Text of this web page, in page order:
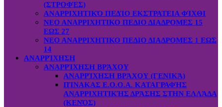
(ΣΤΡΟΦΈΣ)
ΑΝΑΡΡΙΧΗΤΙΚΌ ΠΕΔΊΟ ΕΚΣΤΡΑΤΕΙΑ ΦΊΧΘΙ
ΝΕΟ ΑΝΑΡΡΙΧΗΤΙΚΟ ΠΕΔΙΟ ΔΙΑΔΡΟΜΕΣ 15
ΕΩΣ 27
ΝΕΟ ΑΝΑΡΡΙΧΗΤΙΚΟ ΠΕΔΙΟ ΔΙΑΔΡΟΜΕΣ 1 ΕΩΣ
14
ΑΝΑΡΡΊΧΗΣΗ
ΑΝΑΡΡΊΧΗΣΗ ΒΡΆΧΟΥ
ΑΝΑΡΡΊΧΗΣΗ ΒΡΆΧΟΥ (ΓΕΝΙΚΆ)
ΠΊΝΑΚΑΣ Ε.Ο.Ο.Α. ΚΑΤΑΓΡΑΦΉΣ
ΑΝΑΡΡΙΧΗΤΙΚΉΣ ΔΡΆΣΗΣ ΣΤΗΝ ΕΛΛΆΔΑ
(ΚΕΝΌΣ)